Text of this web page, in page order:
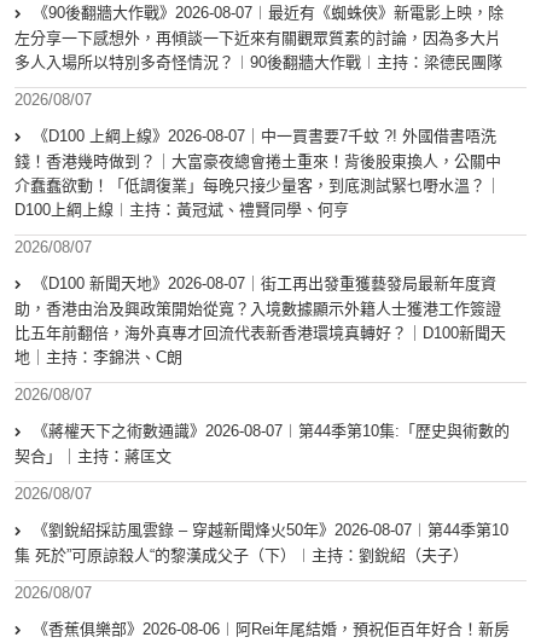
《90後翻牆大作戰》2026-08-07︱最近有《蜘蛛俠》新電影上映，除
左分享一下感想外，再傾談一下近來有關觀眾質素的討論，因為多大片
多人入場所以特別多奇怪情況？︱90後翻牆大作戰︱主持：梁德民團隊
2026/08/07
《D100 上綱上線》2026-08-07｜中一買書要7千蚊 ?! 外國借書唔洗
錢！香港幾時做到？｜大富豪夜總會捲土重來！背後股東換人，公關中
介蠢蠢欲動！「低調復業」每晚只接少量客，到底測試緊乜嘢水溫？｜
D100上綱上線︱主持：黃冠斌、禮賢同學、何亨
2026/08/07
《D100 新聞天地》2026-08-07｜街工再出發重獲藝發局最新年度資
助，香港由治及興政策開始從寬？入境數據顯示外籍人士獲港工作簽證
比五年前翻倍，海外真專才回流代表新香港環境真轉好？｜D100新聞天
地｜主持：李錦洪、C朗
2026/08/07
《蔣權天下之術數通識》2026-08-07︱第44季第10集:「歴史與術數的
契合」｜主持：蔣匡文
2026/08/07
《劉銳紹採訪風雲錄 – 穿越新聞烽火50年》2026-08-07︱第44季第10
集 死於”可原諒殺人“的黎漢成父子（下）︱主持：劉銳紹（夫子）
2026/08/07
《香蕉俱樂部》2026-08-06︱阿Rei年尾結婚，預祝佢百年好合！新房